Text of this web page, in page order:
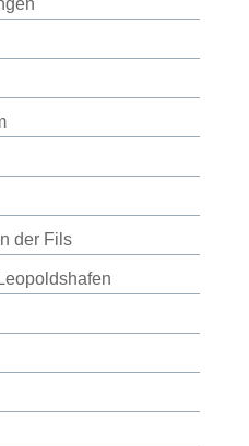
der Fils